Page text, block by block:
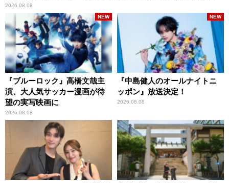
2026.08.08
『ブルーロック』高橋文哉主
演、大人気サッカー漫画が待
望の実写映画に
2026.08.08
NEW
『中島健人のオールナイトニ
ッポン』放送決定！
2026.08.08
NEW